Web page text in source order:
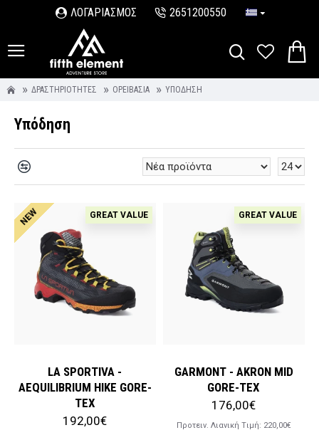
ΛΟΓΑΡΙΑΣΜΟΣ 2651200550
ΔΡΑΣΤΗΡΙΌΤΗΤΕΣ ΟΡΕΙΒΑΣΊΑ ΥΠΌΔΗΣΗ
Υπόδηση
NEW GREAT VALUE
LA SPORTIVA -
AEQUILIBRIUM HIKE GORE-
TEX
192,00€
GREAT VALUE
GARMONT - AKRON MID
GORE-TEX
176,00€
Προτειν. Λιανική Tιμή: 220,00€